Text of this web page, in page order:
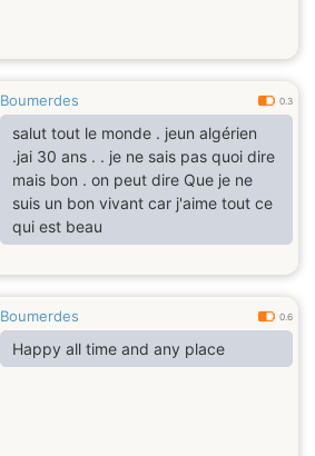
Boumerdes 0.3
salut tout le monde . jeun algérien
.jai 30 ans . . je ne sais pas quoi dire
mais bon . on peut dire Que je ne
suis un bon vivant car j'aime tout ce
qui est beau
Boumerdes 0.6
Happy all time and any place